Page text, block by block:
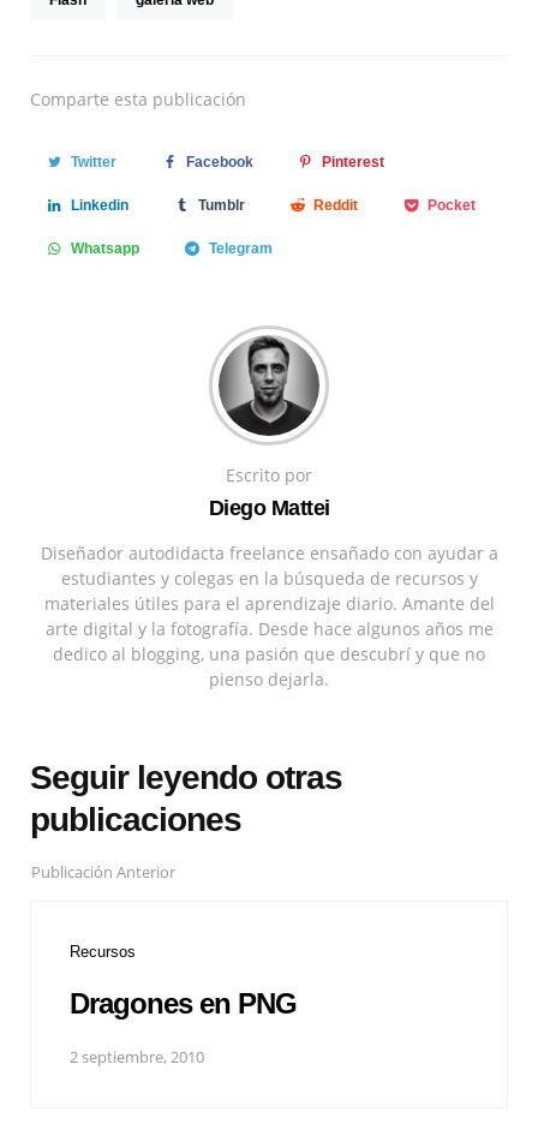
Comparte esta publicación
Twitter Facebook Pinterest
Linkedin Tumblr Reddit Pocket
Whatsapp Telegram
Escrito por
Diego Mattei
Diseñador autodidacta freelance ensañado con ayudar a
estudiantes y colegas en la búsqueda de recursos y
materiales útiles para el aprendizaje diario. Amante del
arte digital y la fotografía. Desde hace algunos años me
dedico al blogging, una pasión que descubrí y que no
pienso dejarla.
Seguir leyendo otras
publicaciones
Publicación Anterior
Recursos
Dragones en PNG
2 septiembre, 2010